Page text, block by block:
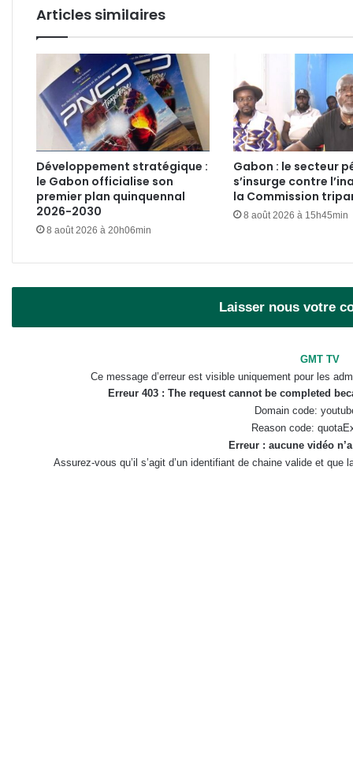
Articles similaires
Développement stratégique :
le Gabon officialise son
premier plan quinquennal
2026-2030
8 août 2026 à 20h06min
Gabon : le secteur
s’insurge contre
la Commission
8 août 2026 à 15h45min
Laisser nous votre
GMT TV
Ce message d’erreur est visible uniquement pour les
Erreur 403 : The request cannot be completed
Domain code:
Reason code:
Erreur : aucune vidéo
Assurez-vous qu’il s’agit d’un identifiant de chaine valide et